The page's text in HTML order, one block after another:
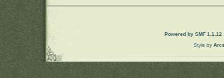
Powered by SMF 1.1.12
Style by